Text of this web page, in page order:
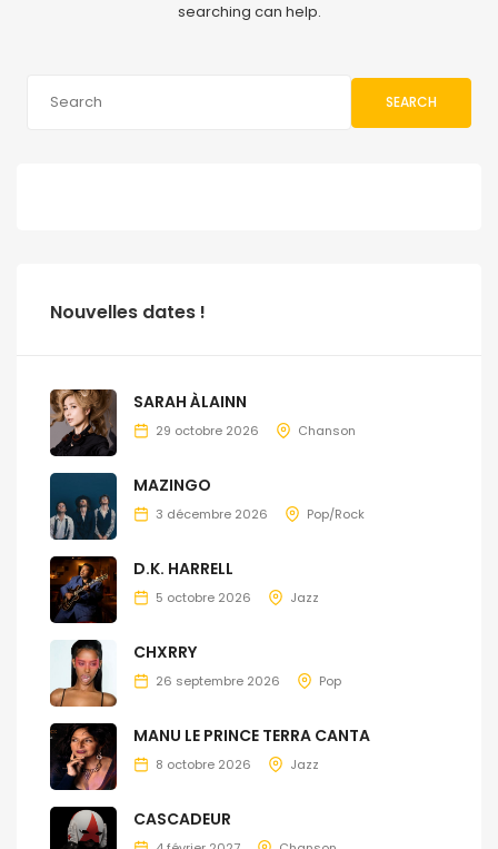
searching can help.
SEARCH
Nouvelles dates !
SARAH ÀLAINN
29 octobre 2026 Chanson
MAZINGO
3 décembre 2026 Pop/Rock
D.K. HARRELL
5 octobre 2026 Jazz
CHXRRY
26 septembre 2026 Pop
MANU LE PRINCE TERRA CANTA
8 octobre 2026 Jazz
CASCADEUR